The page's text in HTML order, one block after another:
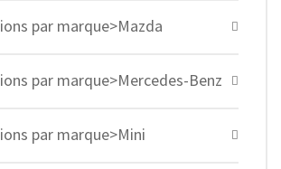
par marque>Mazda
par marque>Mercedes-Benz
par marque>Mini